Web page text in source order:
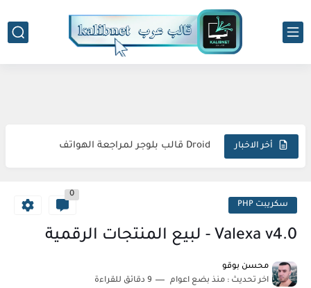
أخر الاخبار Droid قالب بلوجر لمراجعة الهواتف
Sora Tax قالب بلوجر الاحترافي السريع المتكامل المثالي سكريبت PHP
0
Valexa v4.0 - لبيع المنتجات الرقمية
محسن بوقو
اخر تحديث : منذ بضع اعوام 9 دقائق للقراءة